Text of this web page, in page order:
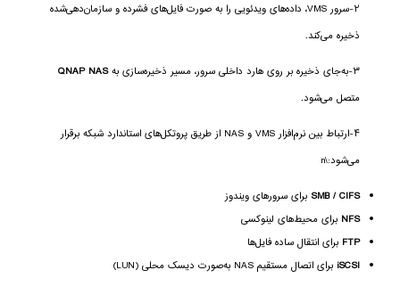
۲-سرور VMS، داده‌های ویدئویی را به صورت فایل‌های فشرده و سازمان‌دهی‌شده
ذخیره می‌کند.
۳-به‌جای ذخیره بر روی هارد داخلی سرور، مسیر ذخیره‌سازی به
QNAP NAS
متصل می‌شود.
۴-ارتباط بین نرم‌افزار VMS و NAS از طریق پروتکل‌های استاندارد شبکه برقرار
می‌شود:\n
SMB / CIFSبرای سرورهای ویندوز
NFS برای محیط‌های لینوکسی
FTP برای انتقال ساده فایل‌ها
iSCSI برای اتصال مستقیم NAS به‌صورت دیسک محلی (LUN)